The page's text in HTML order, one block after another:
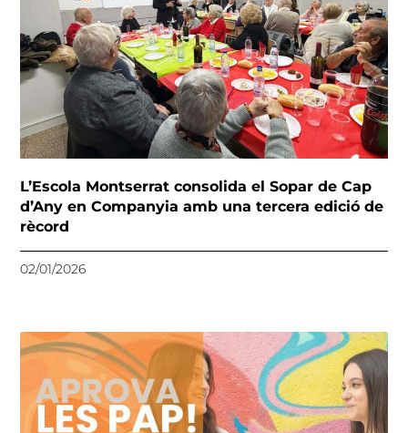
L’Escola Montserrat consolida el Sopar de Cap
d’Any en Companyia amb una tercera edició de
rècord
02/01/2026